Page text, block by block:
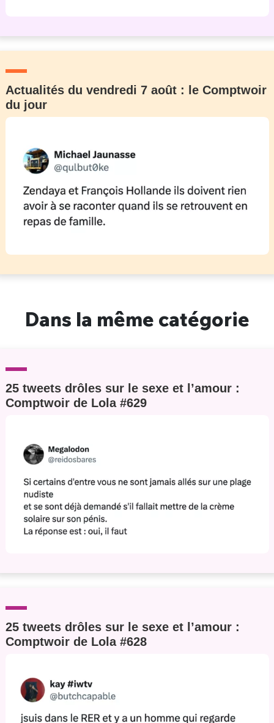
Actualités du vendredi 7 août : le Comptwoir
du jour
Dans la même catégorie
25 tweets drôles sur le sexe et l’amour :
Comptwoir de Lola #629
25 tweets drôles sur le sexe et l’amour :
Comptwoir de Lola #628